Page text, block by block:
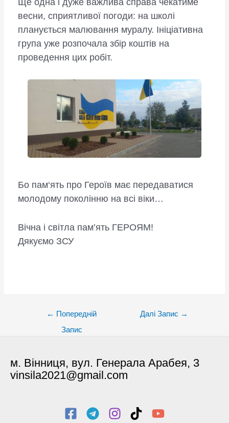
Ще одна і дуже важлива справа чекатиме
весни, сприятливої погоди: на школі
планується малювання муралу. Ініціативна
група уже розпочала збір коштів на
проведення цих робіт.
Бо пам‘ять про Героїв має передаватися
молодому поколінню на всі віки…
Вічна і світла пам’ять ГЕРОЯМ!
Дякуємо ЗСУ
← Попередній
Запис
Далі Запис →
м. Вінниця, вул. Генерала Арабея, 3
vinsila2021@gmail.com